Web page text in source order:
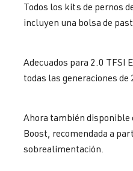
Todos los kits de pernos
incluyen una bolsa de
Adecuados para 2.0 TFSI
todas las generaciones de
Ahora también disponible
Boost, recomendada a
sobrealimentación.